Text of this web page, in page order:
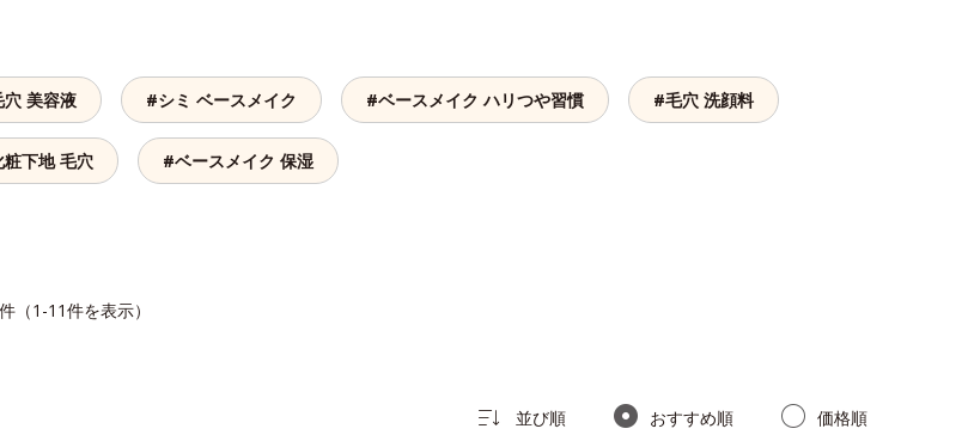
美容液 #シミ ベースメイク #ベースメイク ハリつや習慣 #毛穴 洗顔料
下地 毛穴 #ベースメイク 保湿
（1-11件を表示）
並び順 おすすめ順 価格順